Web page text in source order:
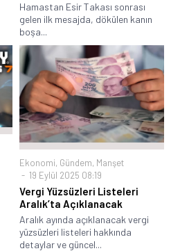
Hamastan Esir Takası sonrası
gelen ilk mesajda, dökülen kanın
boşa...
Ekonomi, Gündem, Manşet
19 Eylül 2025 08:19
Vergi Yüzsüzleri Listeleri
Aralık’ta Açıklanacak
Aralık ayında açıklanacak vergi
yüzsüzleri listeleri hakkında
detaylar ve güncel...